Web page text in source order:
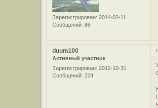
Зарегистрирован: 2014-02-11
Сообщений: 86
duum100
Активный участник
Зарегистрирован: 2012-10-31
Сообщений: 224